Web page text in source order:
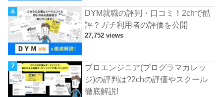
DYM就職の評判・口コミ！2chで酷
評？ガチ利用者の評価を公開
27,752 views
プロエンジニア(プログラマカレッ
ジ)の評判は?2chの評価やスクール
徹底解説!